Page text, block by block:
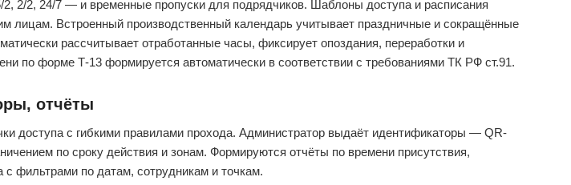
2/2, 24/7 — и временные пропуски для подрядчиков. Шаблоны доступа и расписания
лицам. Встроенный производственный календарь учитывает праздничные и сокращённые
рассчитывает отработанные часы, фиксирует опоздания, переработки и
по форме Т-13 формируется автоматически в соответствии с требованиями ТК РФ ст.91.
отчёты
доступа с гибкими правилами прохода. Администратор выдаёт идентификаторы — QR-
по сроку действия и зонам. Формируются отчёты по времени присутствия,
фильтрами по датам, сотрудникам и точкам.